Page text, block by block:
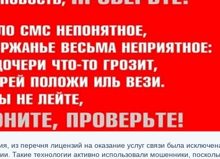
из перечня лицензий на оказание услуг связи была
Такие технологии активно использовали мошенники,